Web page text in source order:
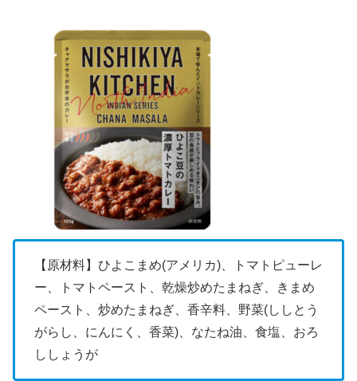
【原材料】ひよこまめ(アメリカ)、トマトピューレ
ー、トマトペースト、乾燥炒めたまねぎ、きまめ
ペースト、炒めたまねぎ、香辛料、野菜(ししとう
がらし、にんにく、香菜)、なたね油、食塩、おろ
ししょうが